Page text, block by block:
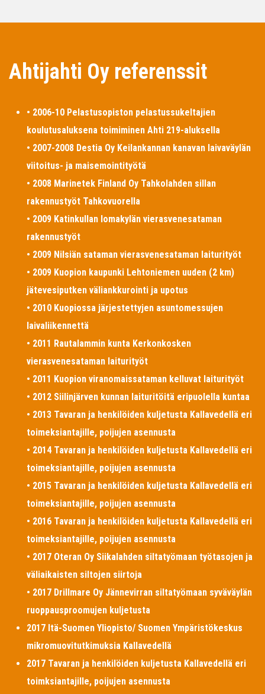
Ahtijahti Oy referenssit
• 2006-10 Pelastusopiston pelastussukeltajien
koulutusaluksena toimiminen Ahti 219-aluksella
• 2007-2008 Destia Oy Keilankannan kanavan laivaväylän
viitoitus- ja maisemointityötä
• 2008 Marinetek Finland Oy Tahkolahden sillan
rakennustyöt Tahkovuorella
• 2009 Katinkullan lomakylän vierasvenesataman
rakennustyöt
• 2009 Nilsiän sataman vierasvenesataman laiturityöt
• 2009 Kuopion kaupunki Lehtoniemen uuden (2 km)
jätevesiputken väliankkurointi ja upotus
• 2010 Kuopiossa järjestettyjen asuntomessujen
laivaliikennettä
• 2011 Rautalammin kunta Kerkonkosken
vierasvenesataman laiturityöt
• 2011 Kuopion viranomaissataman kelluvat laiturityöt
• 2012 Siilinjärven kunnan laituritöitä eripuolella kuntaa
• 2013 Tavaran ja henkilöiden kuljetusta Kallavedellä eri
toimeksiantajille, poijujen asennusta
• 2014 Tavaran ja henkilöiden kuljetusta Kallavedellä eri
toimeksiantajille, poijujen asennusta
• 2015 Tavaran ja henkilöiden kuljetusta Kallavedellä eri
toimeksiantajille, poijujen asennusta
• 2016 Tavaran ja henkilöiden kuljetusta Kallavedellä eri
toimeksiantajille, poijujen asennusta
• 2017 Oteran Oy Siikalahden siltatyömaan työtasojen ja
väliaikaisten siltojen siirtoja
• 2017 Drillmare Oy Jännevirran siltatyömaan syväväylän
ruoppausproomujen kuljetusta
2017 Itä-Suomen Yliopisto/ Suomen Ympäristökeskus
mikromuovitutkimuksia Kallavedellä
2017 Tavaran ja henkilöiden kuljetusta Kallavedellä eri
toimksiantajille, poijujen asennusta